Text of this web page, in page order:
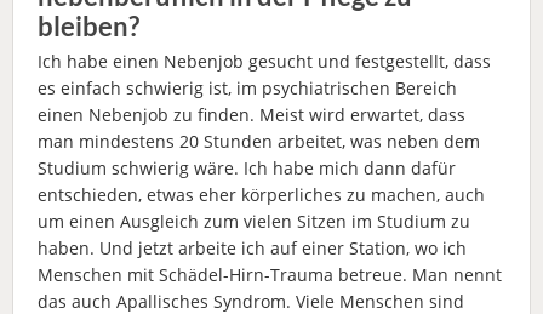
bleiben?
Ich habe einen Nebenjob gesucht und festgestellt, dass
es einfach schwierig ist, im psychiatrischen Bereich
einen Nebenjob zu finden. Meist wird erwartet, dass
man mindestens 20 Stunden arbeitet, was neben dem
Studium schwierig wäre. Ich habe mich dann dafür
entschieden, etwas eher körperliches zu machen, auch
um einen Ausgleich zum vielen Sitzen im Studium zu
haben. Und jetzt arbeite ich auf einer Station, wo ich
Menschen mit Schädel-Hirn-Trauma betreue. Man nennt
das auch Apallisches Syndrom. Viele Menschen sind